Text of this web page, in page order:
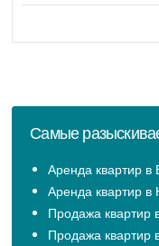
Самые
Аренда квартир в
Аренда квартир
Продажа квартир
Продажа